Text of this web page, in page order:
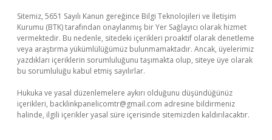
Sitemiz, 5651 Sayılı Kanun gereğince Bilgi Teknolojileri ve İletişim
Kurumu (BTK) tarafından onaylanmış bir Yer Sağlayıcı olarak hizmet
vermektedir. Bu nedenle, sitedeki içerikleri proaktif olarak denetleme
veya araştırma yükümlülüğümüz bulunmamaktadır. Ancak, üyelerimiz
yazdıkları içeriklerin sorumluluğunu taşımakta olup, siteye üye olarak
bu sorumluluğu kabul etmiş sayılırlar.
Hukuka ve yasal düzenlemelere aykırı olduğunu düşündüğünüz
içerikleri, backlinkpanelicomtr@gmail.com adresine bildirmeniz
halinde, ilgili içerikler yasal süre içerisinde sitemizden kaldırılacaktır.